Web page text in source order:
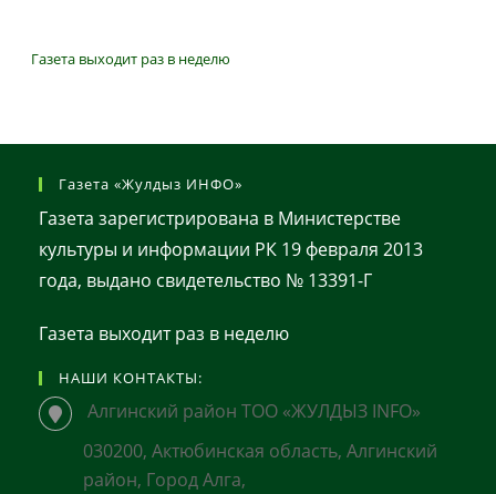
Газета выходит раз в неделю
Газета «Жулдыз ИНФО»
Газета зарегистрирована в Министерстве
культуры и информации РК 19 февраля 2013
года, выдано свидетельство № 13391-Г
Газета выходит раз в неделю
НАШИ КОНТАКТЫ:
Алгинский район ТОО «ЖУЛДЫЗ INFO»
030200, Актюбинская область, Алгинский
район, Город Алга,